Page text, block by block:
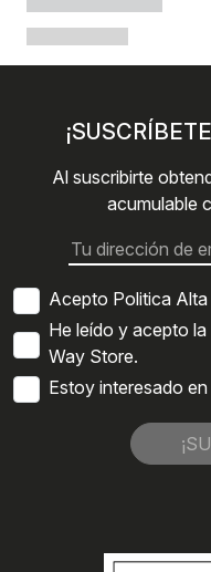
Al suscribirte
acumulable
Acepto Politica Alta
He leído y acepto la
Way Store.
Estoy interesado